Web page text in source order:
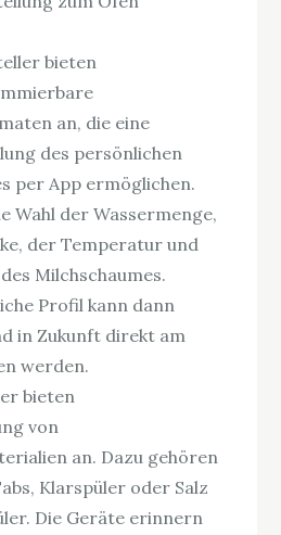
bieten
an, die eine
des persönlichen
per App ermöglichen.
Wahl der Wassermenge,
der Temperatur und
Milchschaumes.
Profil kann dann
in Zukunft direkt am
werden.
bieten
von
an. Dazu gehören
Klarspüler oder Salz
Die Geräte erinnern